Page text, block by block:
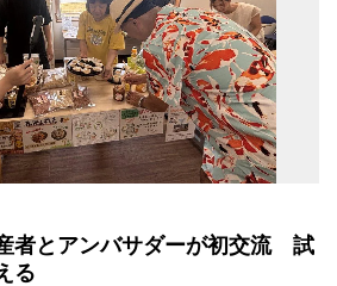
者とアンバサダーが初交流 試
る